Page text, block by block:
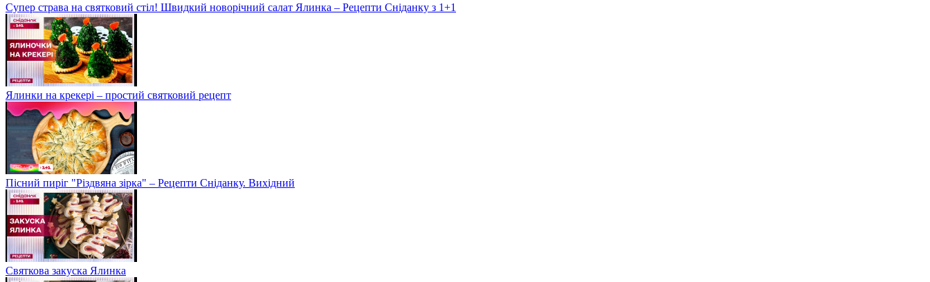
Супер страва на святковий стіл! Швидкий новорічний салат Ялинка – Рецепти Сніданку з 1+1
Ялинки на крекері – простий святковий рецепт
Пісний пиріг "Різдвяна зірка" – Рецепти Сніданку. Вихідний
Святкова закуска Ялинка